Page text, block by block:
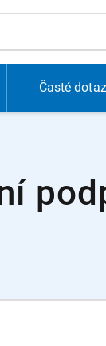
Časté